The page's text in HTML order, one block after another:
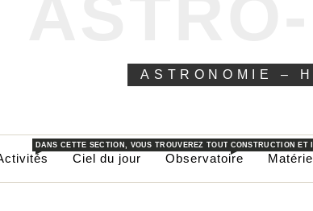
ASTRONOMIE –
DANS CETTE SECTION, VOUS TROUVEREZ TOUT CE QUE JE PEUX
Ciel du jour Observatoire
CONSTRUCTION ET